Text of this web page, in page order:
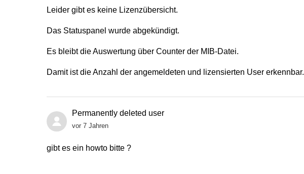
Leider gibt es keine Lizenzübersicht.
Das Statuspanel wurde abgekündigt.
Es bleibt die Auswertung über Counter der MIB-Datei.
Damit ist die Anzahl der angemeldeten und lizensierten User erkennbar.
Permanently deleted user
vor 7 Jahren
gibt es ein howto bitte ?